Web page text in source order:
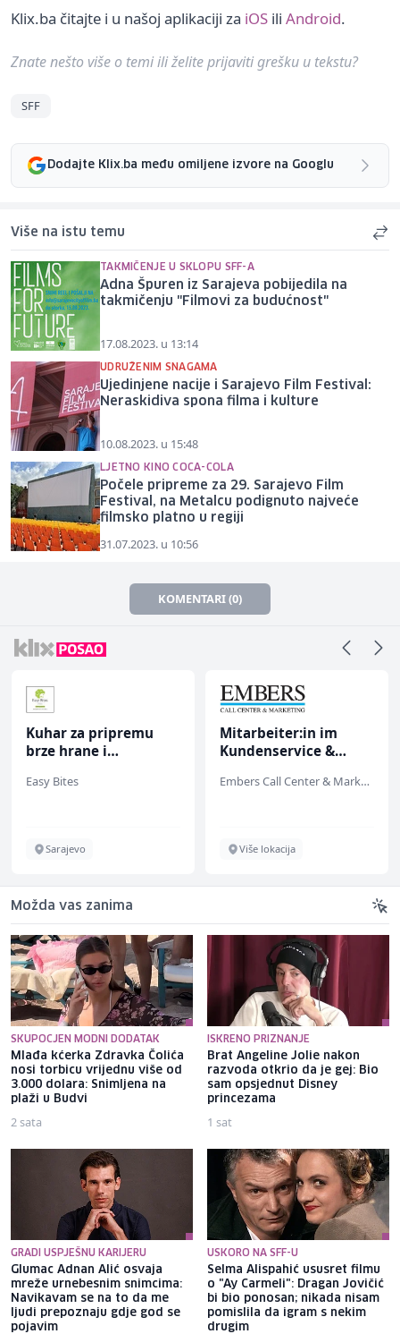
Klix.ba čitajte i u našoj aplikaciji za iOS ili Android.
Znate nešto više o temi ili želite prijaviti grešku u tekstu?
SFF
Dodajte Klix.ba među omiljene izvore na Googlu
Više na istu temu
TAKMIČENJE U SKLOPU SFF-A
Adna Špuren iz Sarajeva pobijedila na
takmičenju "Filmovi za budućnost"
17.08.2023. u 13:14
UDRUŽENIM SNAGAMA
Ujedinjene nacije i Sarajevo Film Festival:
Neraskidiva spona filma i kulture
10.08.2023. u 15:48
LJETNO KINO COCA-COLA
Počele pripreme za 29. Sarajevo Film
Festival, na Metalcu podignuto najveće
filmsko platno u regiji
31.07.2023. u 10:56
KOMENTARI (0)
Kuhar za pripremu
brze hrane i
ž)
Easy Bites
Sarajevo
Mitarbeiter:in im
Kundenservice &
Embers Call Center & Marketing
Više lokacija
Možda vas zanima
SKUPOCJEN MODNI DODATAK
Mlađa kćerka Zdravka Čolića
nosi torbicu vrijednu više od
3.000 dolara: Snimljena na
plaži u Budvi
2 sata
ISKRENO PRIZNANJE
Brat Angeline Jolie nakon
razvoda otkrio da je gej: Bio
sam opsjednut Disney
princezama
1 sat
GRADI USPJEŠNU KARIJERU
Glumac Adnan Alić osvaja
mreže urnebesnim snimcima:
Navikavam se na to da me
ljudi prepoznaju gdje god se
pojavim
USKORO NA SFF-U
Selma Alispahić ususret filmu
o "Ay Carmeli": Dragan Jovičić
bi bio ponosan; nikada nisam
pomislila da igram s nekim
drugim